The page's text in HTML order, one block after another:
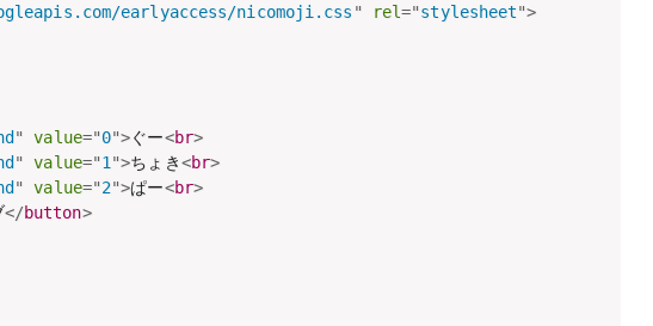
earlyaccess/nicomoji.css " rel="stylesheet">
" value="0">ぐー<br>
" value="1 ">ちょき<br>
" value="2">ぱー<br>
</button>